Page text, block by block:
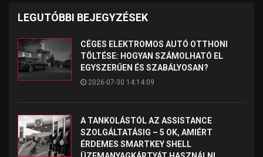
LEGUTÓBBI BEJEGYZÉSEK
CÉGES ELEKTROMOS AUTÓ OTTHONI
TÖLTÉSE: HOGYAN SZÁMOLHATÓ EL
EGYSZERŰEN ÉS SZABÁLYOSAN?
2026-07-30 14:14:09
A TANKOLÁSTÓL AZ ASSISTANCE
SZOLGÁLTATÁSIG – 5 OK, AMIÉRT
ÉRDEMES SMARTKEY SHELL